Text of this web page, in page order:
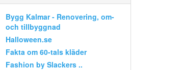
Bygg Kalmar - Renovering, om-
och tillbyggnad
Halloween.se
Fakta om 60-tals kläder
Fashion by Slackers ..